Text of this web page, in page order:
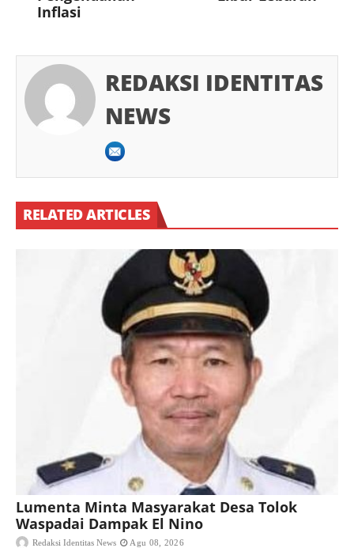
Inflasi
REDAKSI IDENTITAS
NEWS
RELATED ARTICLES
Lumenta Minta Masyarakat Desa Tolok
Waspadai Dampak El Nino
Redaksi Identitas News Agu 08, 2026